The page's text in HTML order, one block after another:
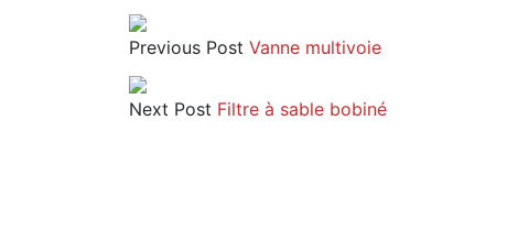
Previous Post Vanne multivoie
Next Post Filtre à sable bobiné